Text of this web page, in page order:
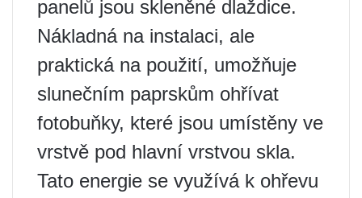
panelů jsou skleněné dlaždice.
Nákladná na instalaci, ale
praktická na použití, umožňuje
slunečním paprskům ohřívat
fotobuňky, které jsou umístěny ve
vrstvě pod hlavní vrstvou skla.
Tato energie se využívá k ohřevu